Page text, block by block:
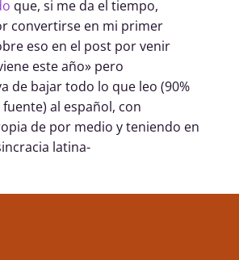
que, si me da el tiempo,
convertirse en mi primer
eso en el post por venir
este año» pero
de bajar todo lo que leo (90%
al español, con
de por medio y teniendo en
latina-